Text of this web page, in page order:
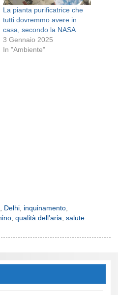
La pianta purificatrice che
tutti dovremmo avere in
casa, secondo la NASA
3 Gennaio 2025
In "Ambiente"
, Delhi, inquinamento,
,qualità dell’aria,salute